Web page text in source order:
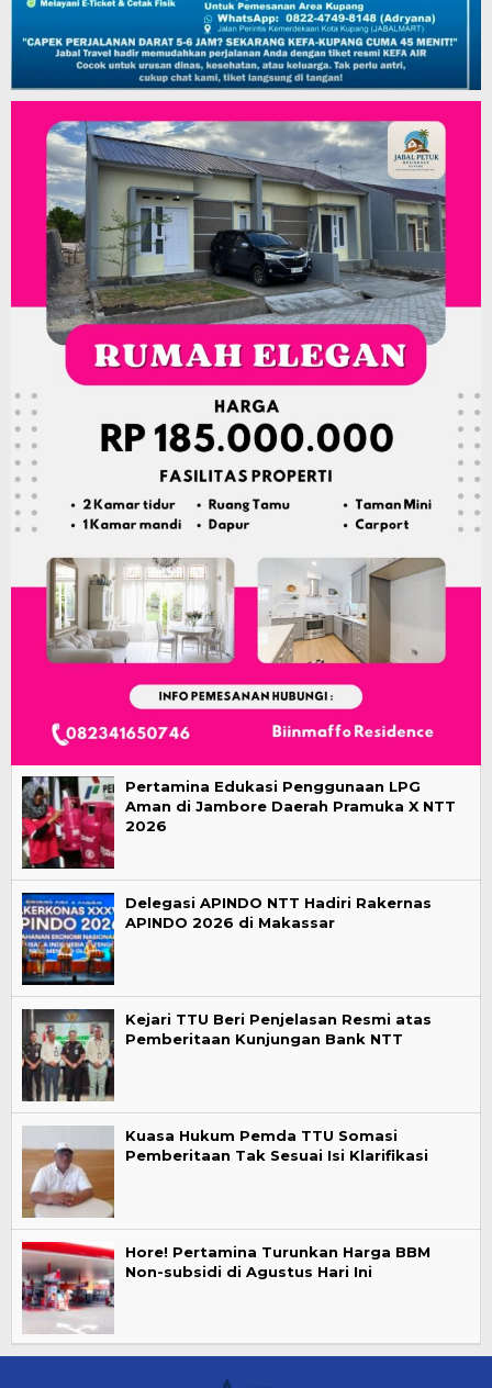
Pertamina Edukasi Penggunaan LPG
Aman di Jambore Daerah Pramuka X NTT
2026
Delegasi APINDO NTT Hadiri Rakernas
APINDO 2026 di Makassar
Kejari TTU Beri Penjelasan Resmi atas
Pemberitaan Kunjungan Bank NTT
Kuasa Hukum Pemda TTU Somasi
Pemberitaan Tak Sesuai Isi Klarifikasi
Hore! Pertamina Turunkan Harga BBM
Non-subsidi di Agustus Hari Ini